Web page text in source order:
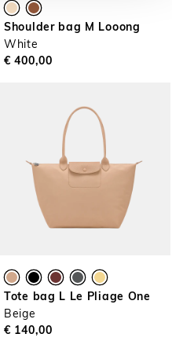
Shoulder bag M Looong
White
€ 400,00
Tote bag L Le Pliage One
Beige
€ 140,00